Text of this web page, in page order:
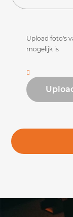
Upload foto's
mogelijk is